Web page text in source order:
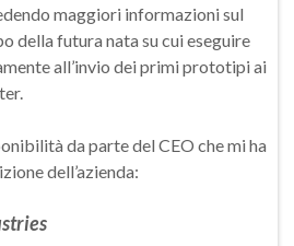
maggiori informazioni sul
della futura nata su cui eseguire
all’invio dei primi prototipi ai
da parte del CEO che mi ha
dell’azienda: